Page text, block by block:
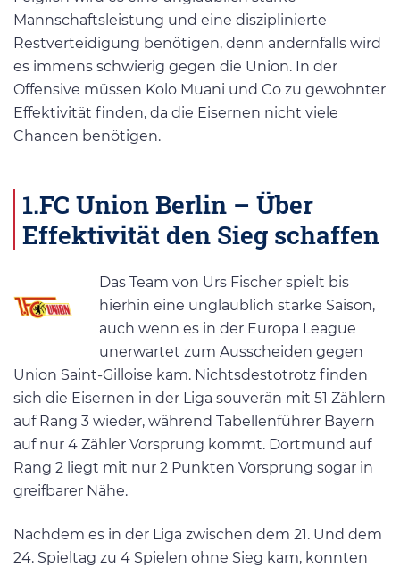
Mannschaftsleistung und eine disziplinierte
Restverteidigung benötigen, denn andernfalls wird
es immens schwierig gegen die Union. In der
Offensive müssen Kolo Muani und Co zu gewohnter
Effektivität finden, da die Eisernen nicht viele
Chancen benötigen.
1.FC Union Berlin – Über
Effektivität den Sieg schaffen
Das Team von Urs Fischer spielt bis
hierhin eine unglaublich starke Saison,
auch wenn es in der Europa League
unerwartet zum Ausscheiden gegen
Union Saint-Gilloise kam. Nichtsdestotrotz finden
sich die Eisernen in der Liga souverän mit 51 Zählern
auf Rang 3 wieder, während Tabellenführer Bayern
auf nur 4 Zähler Vorsprung kommt. Dortmund auf
Rang 2 liegt mit nur 2 Punkten Vorsprung sogar in
greifbarer Nähe.
Nachdem es in der Liga zwischen dem 21. Und dem
24. Spieltag zu 4 Spielen ohne Sieg kam, konnten